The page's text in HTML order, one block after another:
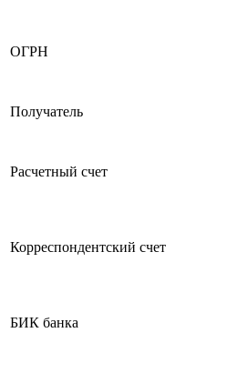
ОГРН
Получатель
Расчетный счет
Корреспондентский счет
БИК банка